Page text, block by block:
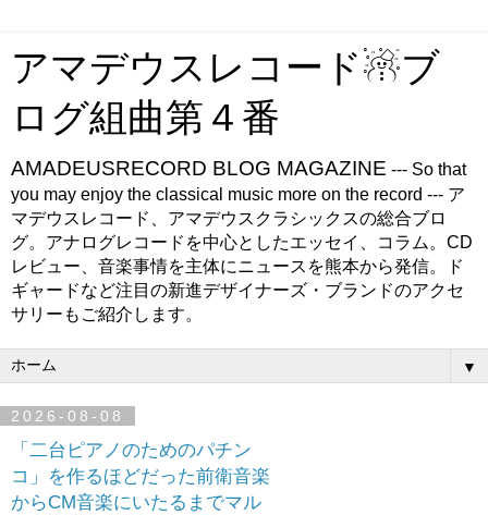
アマデウスレコード☃ブ
ログ組曲第４番
AMADEUSRECORD BLOG MAGAZINE --- So that
you may enjoy the classical music more on the record --- ア
マデウスレコード、アマデウスクラシックスの総合ブロ
グ。アナログレコードを中心としたエッセイ、コラム。CD
レビュー、音楽事情を主体にニュースを熊本から発信。ド
ギャードなど注目の新進デザイナーズ・ブランドのアクセ
サリーもご紹介します。
▼
2026-08-08
「二台ピアノのためのパチン
コ」を作るほどだった前衛音楽
からCM音楽にいたるまでマル